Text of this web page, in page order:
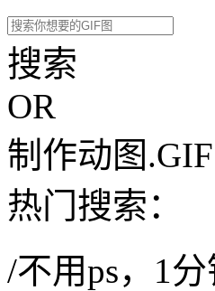
搜索
OR
制作动图.GIF
热门搜索：
/不用ps，1